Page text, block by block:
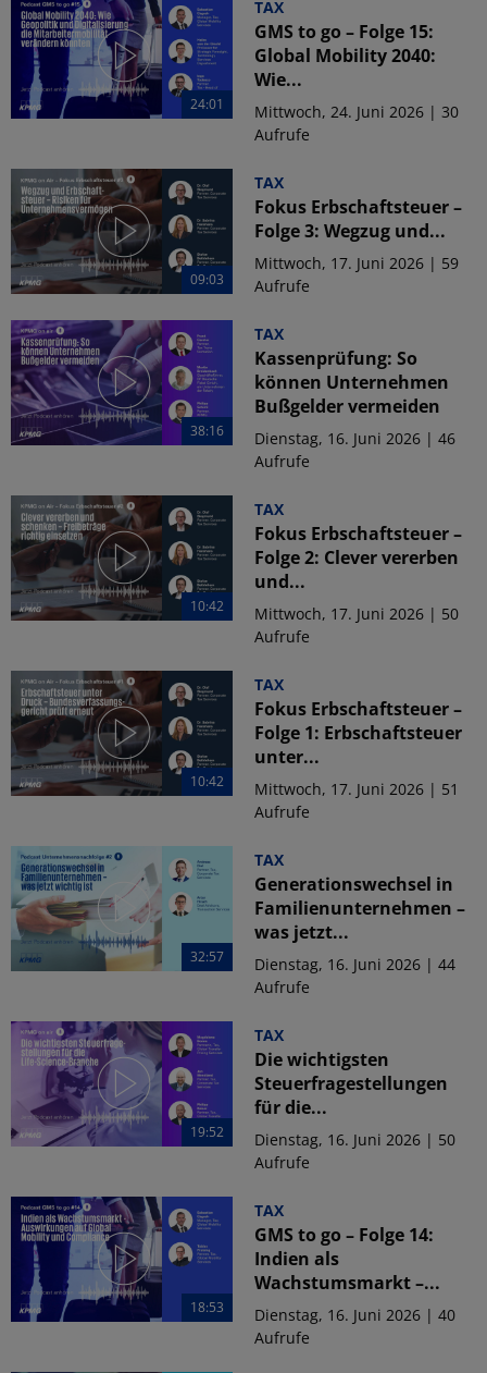
24:01
TAX
GMS to go – Folge 15:
Global Mobility 2040:
Wie...
Mittwoch, 24. Juni 2026 | 30
Aufrufe
09:03
TAX
Fokus Erbschaftsteuer –
Folge 3: Wegzug und...
Mittwoch, 17. Juni 2026 | 59
Aufrufe
38:16
TAX
Kassenprüfung: So
können Unternehmen
Bußgelder vermeiden
Dienstag, 16. Juni 2026 | 46
Aufrufe
10:42
TAX
Fokus Erbschaftsteuer –
Folge 2: Clever vererben
und...
Mittwoch, 17. Juni 2026 | 50
Aufrufe
10:42
TAX
Fokus Erbschaftsteuer –
Folge 1: Erbschaftsteuer
unter...
Mittwoch, 17. Juni 2026 | 51
Aufrufe
32:57
TAX
Generationswechsel in
Familienunternehmen –
was jetzt...
Dienstag, 16. Juni 2026 | 44
Aufrufe
19:52
TAX
Die wichtigsten
Steuerfragestellungen
für die...
Dienstag, 16. Juni 2026 | 50
Aufrufe
18:53
TAX
GMS to go – Folge 14:
Indien als
Wachstumsmarkt –...
Dienstag, 16. Juni 2026 | 40
Aufrufe